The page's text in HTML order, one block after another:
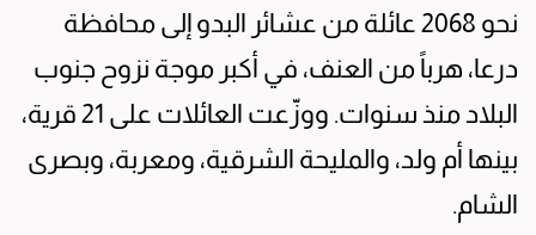
نحو 2068 عائلة من عشائر البدو إلى محافظة
درعا، هرباً من العنف، في أكبر موجة نزوح جنوب
البلاد منذ سنوات. ووزّعت العائلات على 21 قرية،
بينها أم ولد، والمليحة الشرقية، ومعربة، وبصرى
الشام.